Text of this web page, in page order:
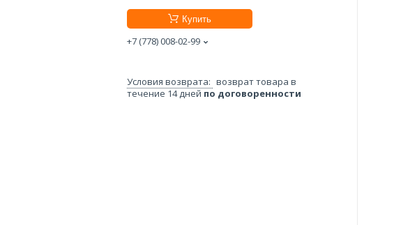
Купить
+7 (778) 008-02-99
возврат товара в
течение 14 дней по договоренности